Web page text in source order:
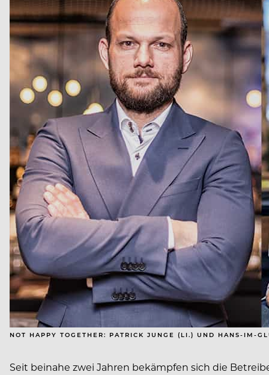
NOT HAPPY TOGETHER: PATRICK JUNGE (LI.) UND HANS-IM-
Seit beinahe zwei Jahren bekämpfen sich die